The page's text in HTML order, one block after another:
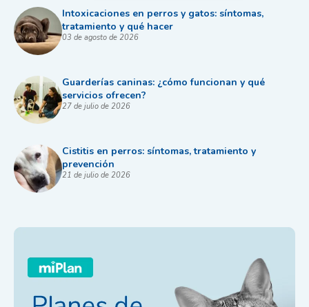
Intoxicaciones en perros y gatos: síntomas,
tratamiento y qué hacer
03 de agosto de 2026
Guarderías caninas: ¿cómo funcionan y qué
servicios ofrecen?
27 de julio de 2026
Cistitis en perros: síntomas, tratamiento y
prevención
21 de julio de 2026